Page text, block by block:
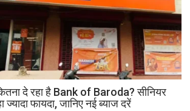
है
काली
का
श्रृंगार?
जानिए
हृदयपीठ
का
दे रहा है Bank of Baroda? सीनियर
ज्यादा फायदा, जानिए नई ब्याज दरें